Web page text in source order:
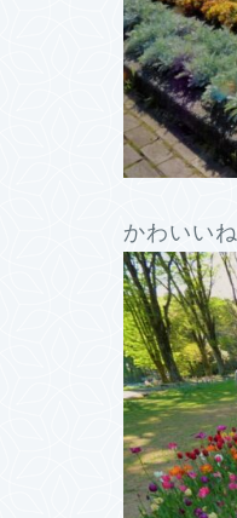
かわいい